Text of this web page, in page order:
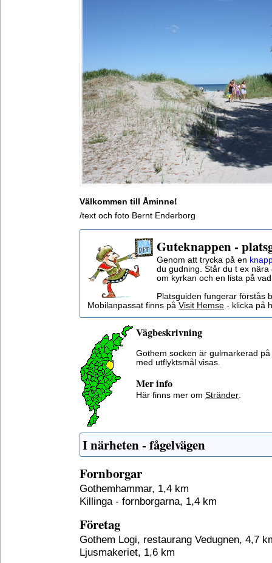
Välkommen till Åminne!
/text och foto Bernt Enderborg
Guteknappen -
Genom att trycka på en
du gudning. Står du t ex
om kyrkan och en lista på
Platsguiden fungerar förstås
Mobilanpassat finns på Visit Hemse - klicka på
Vägbeskrivning
Gothem socken är gulmarkerad
med utflyktsmål visas.
Mer info
Här finns mer om Stränder.
I närheten - fågelvägen
Fornborgar
Gothemhammar, 1,4 km
Killinga - fornborgarna, 1,4 km
Företag
Gothem Logi, restaurang Vedugnen, 4,7
Ljusmakeriet, 1,6 km